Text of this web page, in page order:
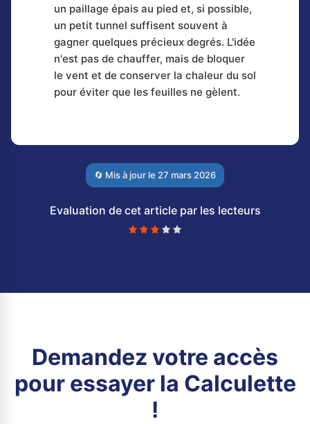
un paillage épais au pied et, si possible,
un petit tunnel suffisent souvent à
gagner quelques précieux degrés. L'idée
n'est pas de chauffer, mais de bloquer
le vent et de conserver la chaleur du sol
pour éviter que les feuilles ne gèlent.
🔄 Mis à jour le 27 mars 2026
Evaluation de cet article par les lecteurs
Demandez votre accès
pour essayer la Calculette
!